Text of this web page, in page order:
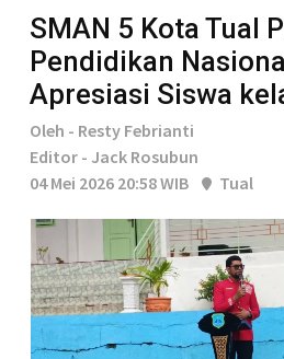
SMAN 5 Kota Tual
Pendidikan
Apresiasi Siswa
Oleh - Resty Febrianti
Editor - Jack Rosubun
04 Mei 2026 20:58 WIB
Tual